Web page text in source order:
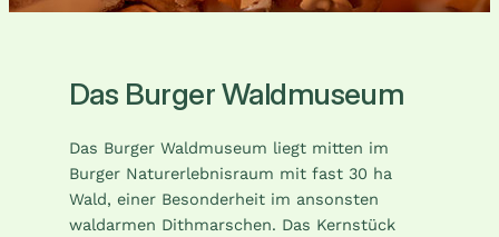
Das Burger Waldmuseum
Das Burger Waldmuseum liegt mitten im
Burger Naturerlebnisraum mit fast 30 ha
Wald, einer Besonderheit im ansonsten
waldarmen Dithmarschen. Das Kernstück